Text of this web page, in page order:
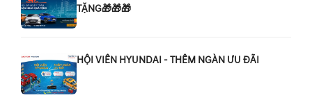
TẶNG🎁🎁🎁
HỘI VIÊN HYUNDAI - THÊM NGÀN ƯU ĐÃI